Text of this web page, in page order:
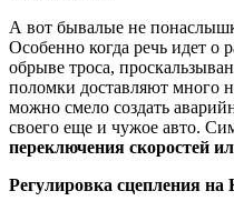
А вот бывалые не
Особенно когда речь идет о
обрыве троса,
поломки доставляют много
можно смело создать
своего еще и чужое авто.
переключения скоростей
Регулировка сцепления на